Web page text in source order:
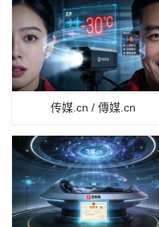
传媒.cn / 傳媒.cn